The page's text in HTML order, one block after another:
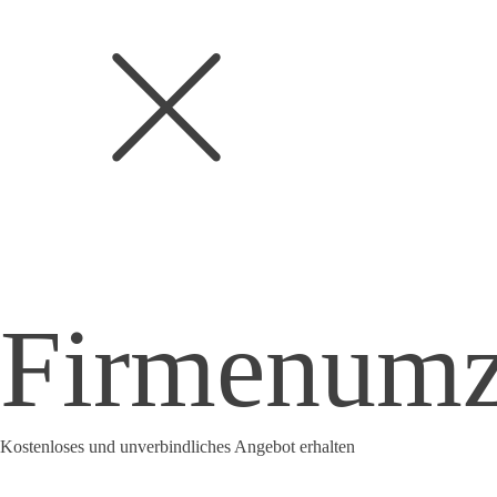
Kostenloses und unverbindliches Angebot erhalten